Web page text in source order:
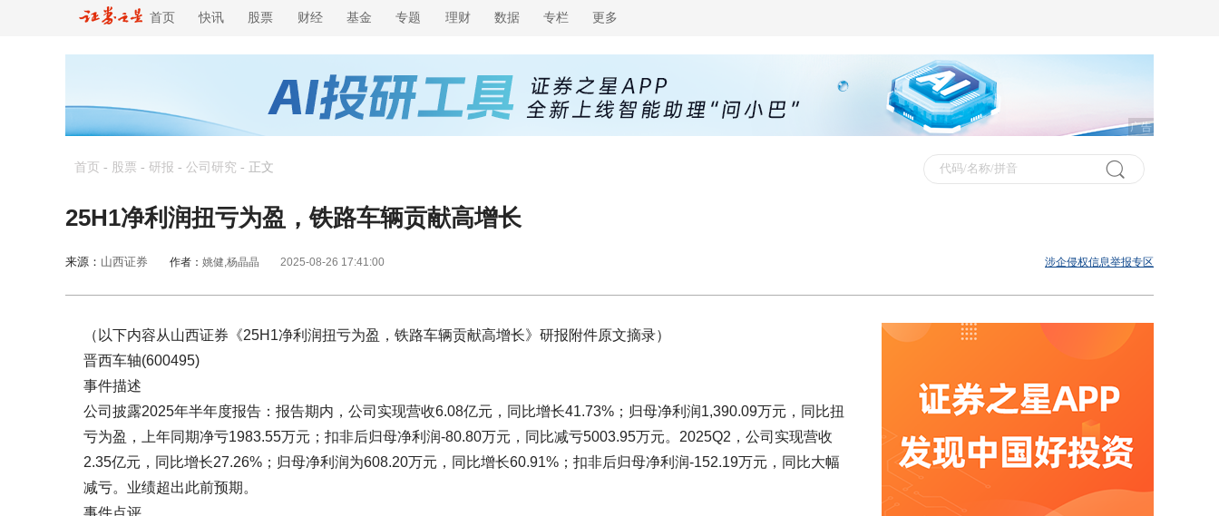
首页 快讯 股票 财经 基金 专题 理财 数据 专栏 更多
广告
首页 - 股票 - 研报 - 公司研究 - 正文
25H1净利润扭亏为盈，铁路车辆贡献高增长
来源： 山西证券 作者： 姚健,杨晶晶 2025-08-26 17:41:00 涉企侵权信息举报专区
（以下内容从山西证券《25H1净利润扭亏为盈，铁路车辆贡献高增长》研报附件原文摘录）
晋西车轴(600495)
事件描述
公司披露2025年半年度报告：报告期内，公司实现营收6.08亿元，同比增长41.73%；归母净利润1,390.09万元，同比扭
亏为盈，上年同期净亏1983.55万元；扣非后归母净利润-80.80万元，同比减亏5003.95万元。2025Q2，公司实现营收
2.35亿元，同比增长27.26%；归母净利润为608.20万元，同比增长60.91%；扣非后归母净利润-152.19万元，同比大幅
减亏。业绩超出此前预期。
事件点评